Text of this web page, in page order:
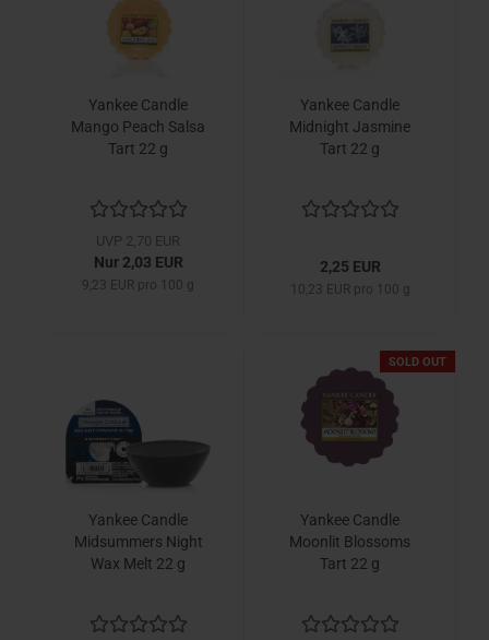
Yankee Candle
Mango Peach Salsa
Tart 22 g
UVP 2,70 EUR
Nur 2,03 EUR
9,23 EUR pro 100 g
Yankee Candle
Midnight Jasmine
Tart 22 g
2,25 EUR
10,23 EUR pro 100 g
Yankee Candle
Midsummers Night
Wax Melt 22 g
SOLD OUT
Yankee Candle
Moonlit Blossoms
Tart 22 g